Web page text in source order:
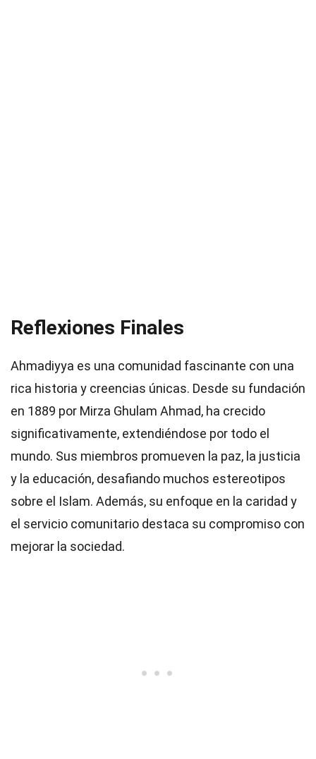
Reflexiones Finales
Ahmadiyya es una comunidad fascinante con una
rica historia y creencias únicas. Desde su fundación
en 1889 por Mirza Ghulam Ahmad, ha crecido
significativamente, extendiéndose por todo el
mundo. Sus miembros promueven la paz, la justicia
y la educación, desafiando muchos estereotipos
sobre el Islam. Además, su enfoque en la caridad y
el servicio comunitario destaca su compromiso con
mejorar la sociedad.